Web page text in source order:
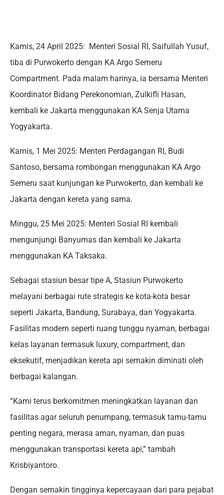
Kamis, 24 April 2025: Menteri Sosial RI, Saifullah Yusuf,
tiba di Purwokerto dengan KA Argo Semeru
Compartment. Pada malam harinya, ia bersama Menteri
Koordinator Bidang Perekonomian, Zulkifli Hasan,
kembali ke Jakarta menggunakan KA Senja Utama
Yogyakarta.
Kamis, 1 Mei 2025: Menteri Perdagangan RI, Budi
Santoso, bersama rombongan menggunakan KA Argo
Semeru saat kunjungan ke Purwokerto, dan kembali ke
Jakarta dengan kereta yang sama.
Minggu, 25 Mei 2025: Menteri Sosial RI kembali
mengunjungi Banyumas dan kembali ke Jakarta
menggunakan KA Taksaka.
Sebagai stasiun besar tipe A, Stasiun Purwokerto
melayani berbagai rute strategis ke kota-kota besar
seperti Jakarta, Bandung, Surabaya, dan Yogyakarta.
Fasilitas modern seperti ruang tunggu nyaman, berbagai
kelas layanan termasuk luxury, compartment, dan
eksekutif, menjadikan kereta api semakin diminati oleh
berbagai kalangan.
“Kami terus berkomitmen meningkatkan layanan dan
fasilitas agar seluruh penumpang, termasuk tamu-tamu
penting negara, merasa aman, nyaman, dan puas
menggunakan transportasi kereta api,” tambah
Krisbiyantoro.
Dengan semakin tingginya kepercayaan dari para pejabat